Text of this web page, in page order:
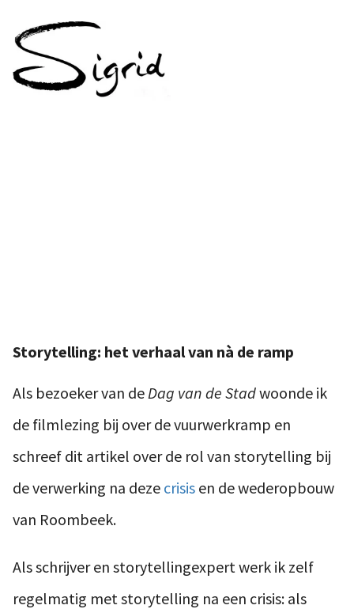
Storytelling: het verhaal van nà de ramp
Als bezoeker van deDag van de Stadwoonde ik
de filmlezing bij over de vuurwerkramp en
schreef dit artikel over de rol van storytelling bij
de verwerking na deze crisis en de wederopbouw
van Roombeek.
Als schrijver en storytellingexpert werk ik zelf
regelmatig met storytelling na een crisis: als